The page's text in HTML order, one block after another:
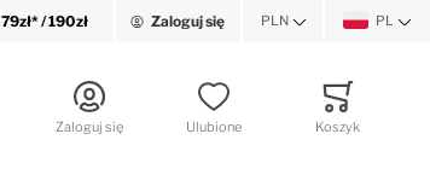
79zł* / 190zł Zaloguj sięWalutaPLN PL
Zaloguj się Ulubione Koszyk